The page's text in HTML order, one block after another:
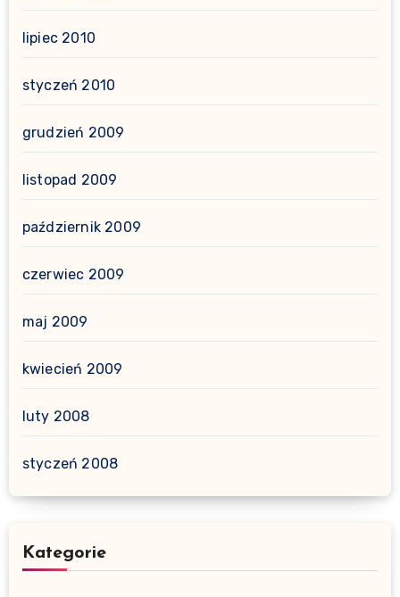
lipiec 2010
styczeń 2010
grudzień 2009
listopad 2009
październik 2009
czerwiec 2009
maj 2009
kwiecień 2009
luty 2008
styczeń 2008
Kategorie